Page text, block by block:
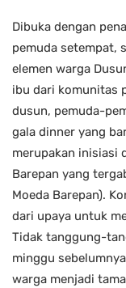
Dibuka dengan
pemuda setempat,
elemen warga
ibu dari komunitas
dusun, pemuda-
gala dinner yang
merupakan inisiasi
Barepan yang
Moeda Barepan).
dari upaya untuk
Tidak tanggung-
minggu
warga menjadi